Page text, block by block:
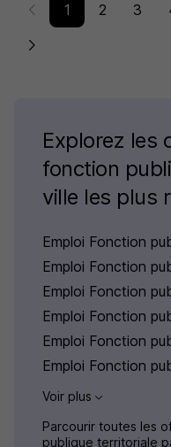
1 2 3
Explorez les
fonction
ville les plus
Emploi Fonction
Emploi Fonction
Emploi Fonction
Emploi Fonction
Emploi Fonction
Emploi Fonction
Voir plus
Parcourir toutes les
publique territoriale